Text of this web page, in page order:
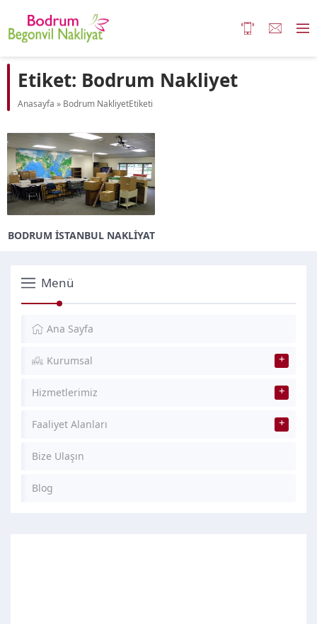
Etiket: Bodrum Nakliyet
Anasayfa » Bodrum NakliyetEtiketi
BODRUM İSTANBUL NAKLIYAT
Menü
Ana Sayfa
Kurumsal
Hizmetlerimiz
Faaliyet Alanları
Bize Ulaşın
Blog